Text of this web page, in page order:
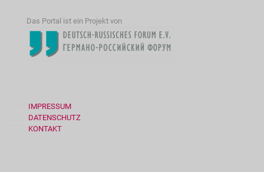
Das Portal ist ein Projekt von
IMPRESSUM
DATENSCHUTZ
KONTAKT